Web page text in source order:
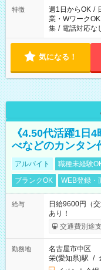
特徴 週1日からOK /
業・WワークOK
集 / 電話対応な
気になる！
《4.50代活躍1日
べなどのカンタン
アルバイト 職種未経験
ブランクOK
WEB登録・
給与
日給9600円（
あり！
交通費別途
勤務地
名古屋市中区
栄(愛知県)駅 /